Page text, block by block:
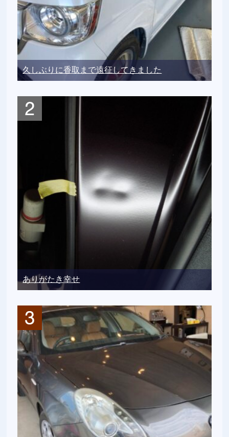
久しぶりに香取まで遠征してきました
ありがたき幸せ